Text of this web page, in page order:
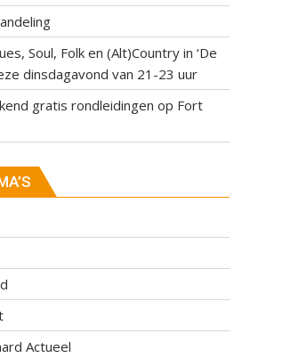
Soul, Folk en (Alt)Country in ‘De
dinsdagavond van 21-23 uur
gratis rondleidingen op Fort
Actueel